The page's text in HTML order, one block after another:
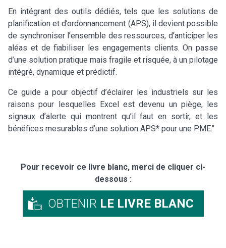
En intégrant des outils dédiés, tels que les solutions de
planification et d’ordonnancement (APS), il devient possible
de synchroniser l’ensemble des ressources, d’anticiper les
aléas et de fiabiliser les engagements clients. On passe
d’une solution pratique mais fragile et risquée, à un pilotage
intégré, dynamique et prédictif.
Ce guide a pour objectif d’éclairer les industriels sur les
raisons pour lesquelles Excel est devenu un piège, les
signaux d’alerte qui montrent qu’il faut en sortir, et les
bénéfices mesurables d’une solution APS* pour une PME."
Pour recevoir ce livre blanc, merci de cliquer ci-
dessous :
OBTENIR LE LIVRE BLANC